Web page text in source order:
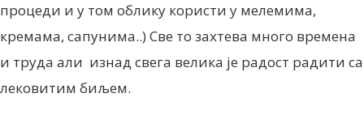
процеди и у том облику користи у мелемима,
кремама, сапунима..) Све то захтева много времена
и труда али изнад свега велика је радост радити са
лековитим биљем.